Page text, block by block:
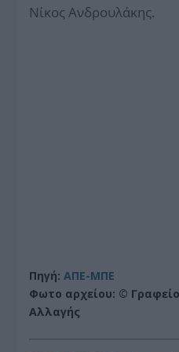
Νίκος Ανδρουλάκης.
Πηγή:ΑΠΕ-ΜΠΕ
Φωτο αρχείου: ©
Αλλαγής